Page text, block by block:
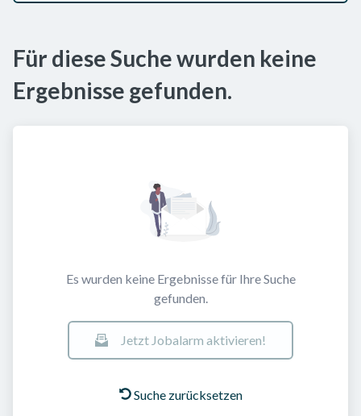
Für diese Suche wurden keine
Ergebnisse gefunden.
Es wurden keine Ergebnisse für Ihre Suche
gefunden.
Jetzt Jobalarm aktivieren!
Suche zurücksetzen